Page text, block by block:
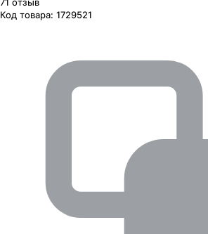
Код товара: 1729521